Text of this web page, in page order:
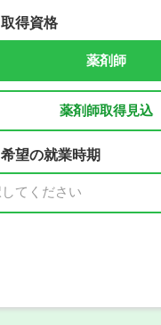
取得資格
薬剤師
薬剤師取得見込
取得予定年
年 3月
希望の就業時期